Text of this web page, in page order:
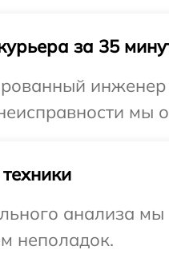
за 35
инженер
мы
анализа
неполадок.